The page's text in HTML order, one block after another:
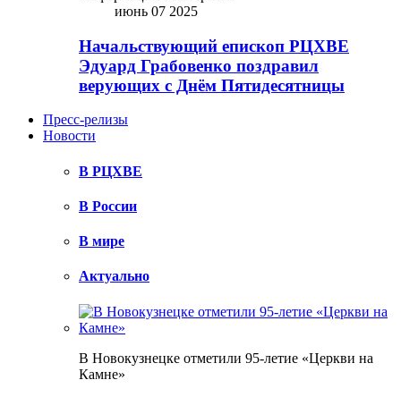
июнь 07 2025
Начальствующий епископ РЦХВЕ
Эдуард Грабовенко поздравил
верующих с Днём Пятидесятницы
Пресс-релизы
Новости
В РЦХВЕ
В России
В мире
Актуально
В Новокузнецке отметили 95-летие «Церкви на
Камне»